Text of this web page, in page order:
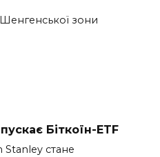
Шенгенської зони
Біткоїн-ETF
Stanley стане